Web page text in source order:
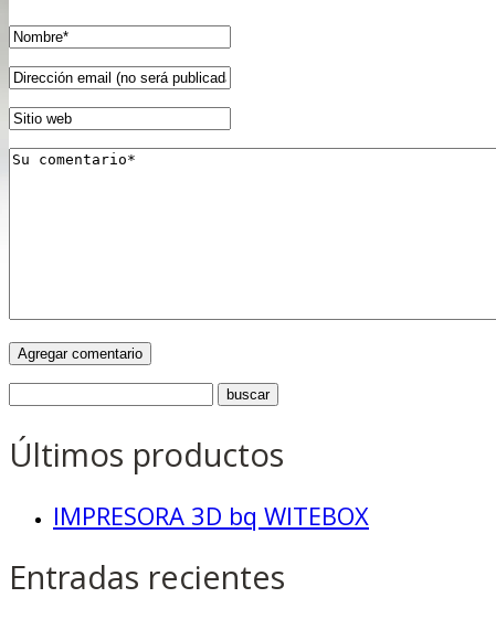
Últimos productos
IMPRESORA 3D bq WITEBOX
Entradas recientes